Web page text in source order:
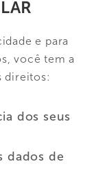
e para
você tem a
direitos:
dos seus
dados de